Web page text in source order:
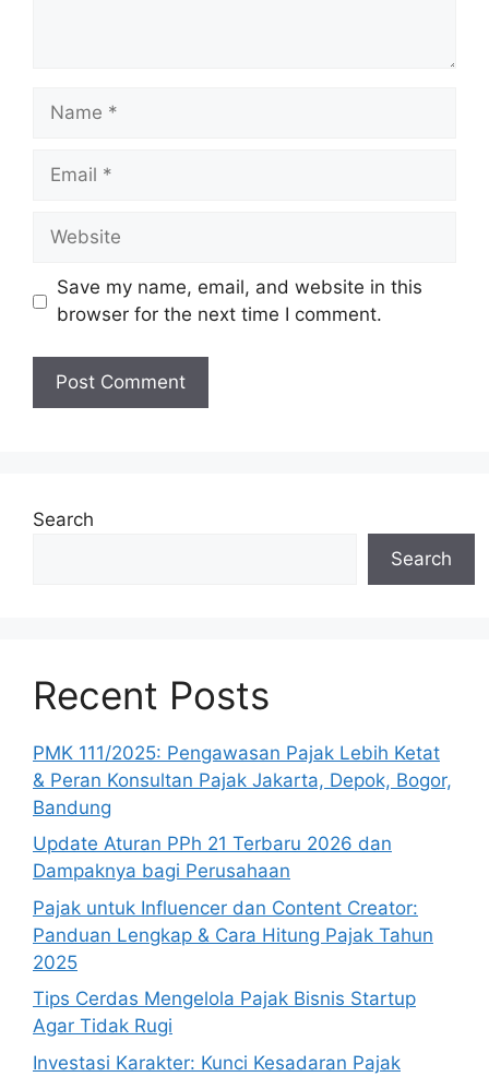
Name
Email
Website
Save my name, email, and website in this
browser for the next time I comment.
Search
Search
Recent Posts
PMK 111/2025: Pengawasan Pajak Lebih Ketat
& Peran Konsultan Pajak Jakarta, Depok, Bogor,
Bandung
Update Aturan PPh 21 Terbaru 2026 dan
Dampaknya bagi Perusahaan
Pajak untuk Influencer dan Content Creator:
Panduan Lengkap & Cara Hitung Pajak Tahun
2025
Tips Cerdas Mengelola Pajak Bisnis Startup
Agar Tidak Rugi
Investasi Karakter: Kunci Kesadaran Pajak